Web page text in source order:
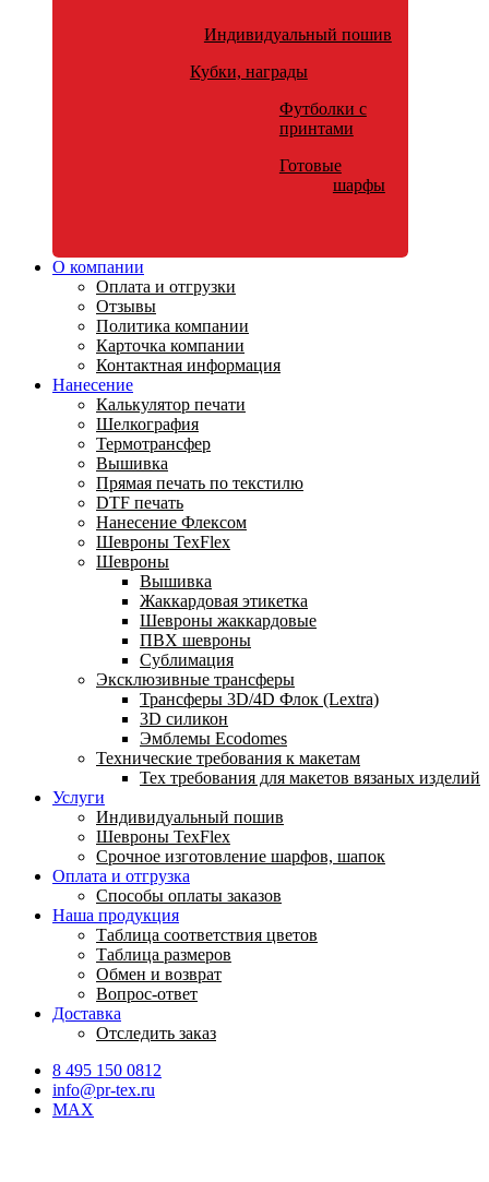
Индивидуальный пошив
Кубки, награды
Футболки с
принтами
Готовые
шарфы
О компании
Оплата и отгрузки
Отзывы
Политика компании
Карточка компании
Контактная информация
Нанесение
Калькулятор печати
Шелкография
Термотрансфер
Вышивка
Прямая печать по текстилю
DTF печать
Нанесение Флексом
Шевроны TexFlex
Шевроны
Вышивка
Жаккардовая этикетка
Шевроны жаккардовые
ПВХ шевроны
Сублимация
Эксклюзивные трансферы
Трансферы 3D/4D Флок (Lextra)
3D силикон
Эмблемы Ecodomes
Технические требования к макетам
Тех требования для макетов вязаных изделий
Услуги
Индивидуальный пошив
Шевроны TexFlex
Срочное изготовление шарфов, шапок
Оплата и отгрузка
Способы оплаты заказов
Наша продукция
Таблица соответствия цветов
Таблица размеров
Обмен и возврат
Вопрос-ответ
Доставка
Отследить заказ
8 495 150 0812
info@pr-tex.ru
MAX